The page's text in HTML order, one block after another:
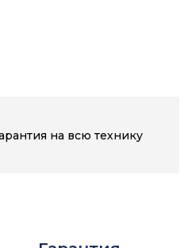
на всю технику